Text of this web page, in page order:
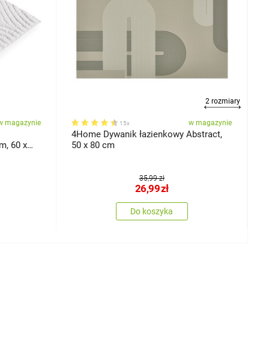
magazynie
60 x
2 rozmiary
15x w magazynie
4Home Dywanik łazienkowy Abstract,
50 x 80 cm
35,99 zł
26,99zł
Do koszyka